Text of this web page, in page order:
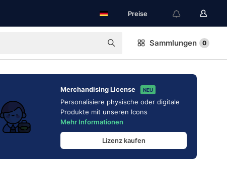
Preise
Sammlungen 0
Merchandising License NEU
Personalisiere physische oder digitale
Produkte mit unseren Icons
Mehr Informationen
Lizenz kaufen